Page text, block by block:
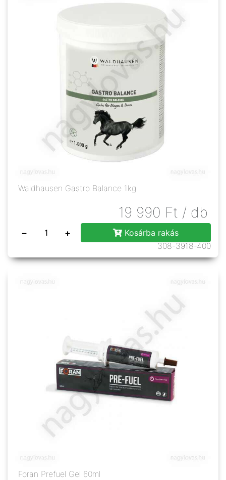
Waldhausen Gastro Balance 1kg
19 990 Ft / db
− +
Kosárba rakás
308-3918-400
Foran Prefuel Gel 60ml